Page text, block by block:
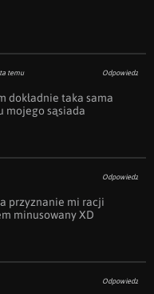
temu Odpowiedz
dokładnie taka sama
mojego sąsiada
Odpowiedz
przyznanie mi racji
minusowany XD
Odpowiedz